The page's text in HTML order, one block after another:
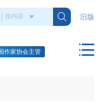
旧版
作家协会主管